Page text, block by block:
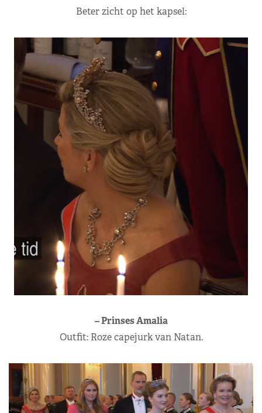
Beter zicht op het kapsel:
– Prinses Amalia
Outfit: Roze capejurk van Natan.